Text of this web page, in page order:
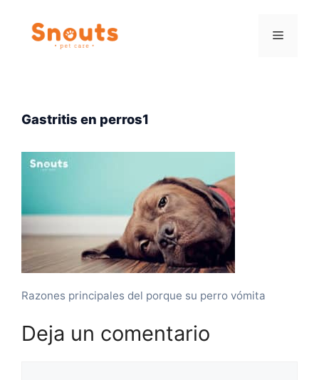
contenido
Menú
Gastritis en perros1
Razones principales del porque su perro vómita
Deja un comentario